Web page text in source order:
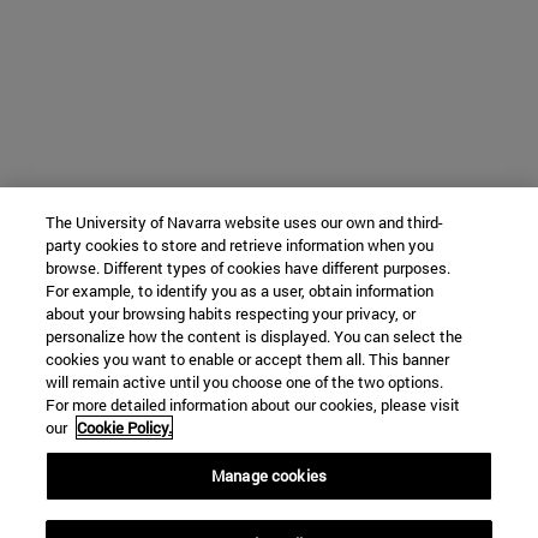
The University of Navarra website uses our own and third-
party cookies to store and retrieve information when you
browse. Different types of cookies have different purposes.
For example, to identify you as a user, obtain information
about your browsing habits respecting your privacy, or
personalize how the content is displayed. You can select the
cookies you want to enable or accept them all. This banner
will remain active until you choose one of the two options.
For more detailed information about our cookies, please visit
our Cookie Policy.
Manage cookies